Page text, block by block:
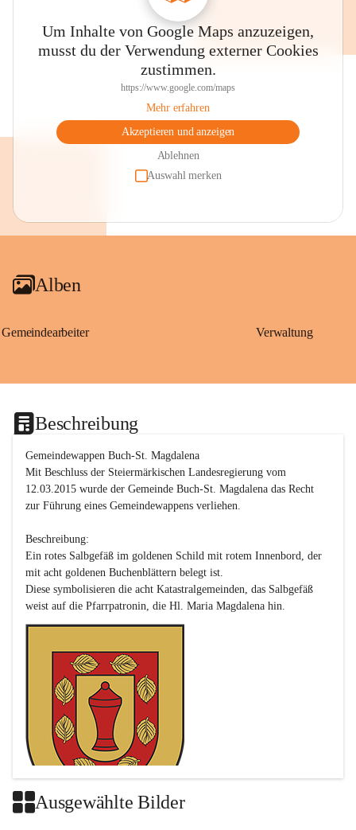
Um Inhalte von Google Maps anzuzeigen,
musst du der Verwendung externer Cookies
zustimmen.
https://www.google.com/maps
Mehr erfahren
Akzeptieren und anzeigen
Ablehnen
Auswahl merken
Alben
Gemeindearbeiter Verwaltung
Beschreibung
Gemeindewappen Buch-St. Magdalena
Mit Beschluss der Steiermärkischen Landesregierung vom
12.03.2015 wurde der Gemeinde Buch-St. Magdalena das Recht
zur Führung eines Gemeindewappens verliehen.
Beschreibung:
Ein rotes Salbgefäß im goldenen Schild mit rotem Innenbord, der
mit acht goldenen Buchenblättern belegt ist.
Diese symbolisieren die acht Katastralgemeinden, das Salbgefäß
Ausgewählte Bilder